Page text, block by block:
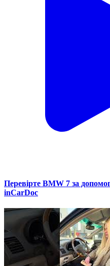
Перевірте BMW 7 за
inCarDoc